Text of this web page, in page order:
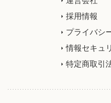
採用情報
プライバシ
情報セキュ
特定商取引